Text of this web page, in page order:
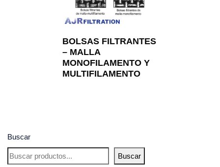
Buscar
Buscar
BOLSAS FILTRANTES
– MALLA
MONOFILAMENTO Y
MULTIFILAMENTO